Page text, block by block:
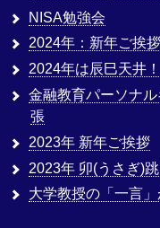
NISA勉強会
2024年：新年ご挨拶
2024年は辰巳天井！
金融教育パーソナ
張
2023年 新年ご挨拶
2023年 卯(うさぎ)
大学教授の「一言